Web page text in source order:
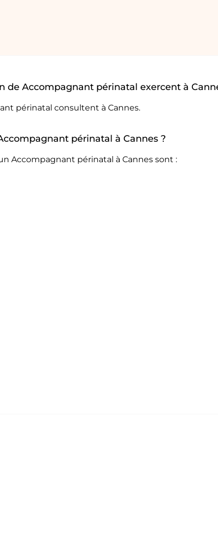
de Accompagnant périnatal exercent à
périnatal consultent à Cannes.
périnatal à Cannes ?
Accompagnant périnatal à Cannes sont :